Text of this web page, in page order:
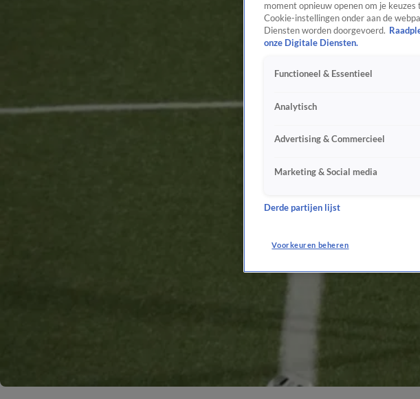
moment opnieuw openen om je
Cookie-instellingen onder aan de
Diensten worden doorgevoerd.
onze Digitale Diensten.
Functioneel & Essentieel
Analytisch
Advertising & Commercieel
Marketing & Social media
Derde partijen lijst
Voorkeuren beheren